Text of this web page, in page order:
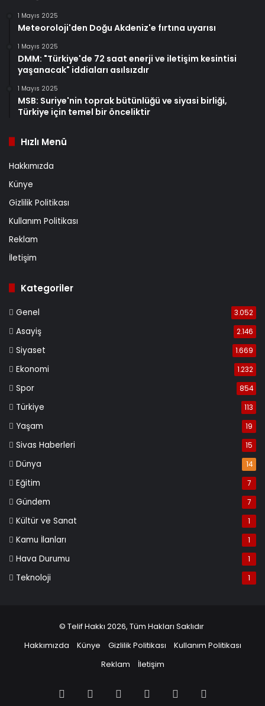
1 Mayıs 2025
Meteoroloji'den Doğu Akdeniz'e fırtına uyarısı
1 Mayıs 2025
DMM: "Türkiye'de 72 saat enerji ve iletişim kesintisi
yaşanacak" iddiaları asılsızdır
1 Mayıs 2025
MSB: Suriye'nin toprak bütünlüğü ve siyasi birliği,
Türkiye için temel bir önceliktir
Hızlı Menü
Hakkımızda
Künye
Gizlilik Politikası
Kullanım Politikası
Reklam
İletişim
Kategoriler
Genel 3.052
Asayiş 2.146
Siyaset 1.669
Ekonomi 1.232
Spor 854
Türkiye 113
Yaşam 19
Sivas Haberleri 15
Dünya 14
Eğitim 7
Gündem 7
Kültür ve Sanat 1
Kamu İlanları 1
Hava Durumu 1
Teknoloji 1
© Telif Hakkı 2026, Tüm Hakları Saklıdır
Hakkımızda
Künye Gizlilik Politikası
Kullanım Politikası
Reklam
İletişim
Facebook PinterestLinkedInYouTube